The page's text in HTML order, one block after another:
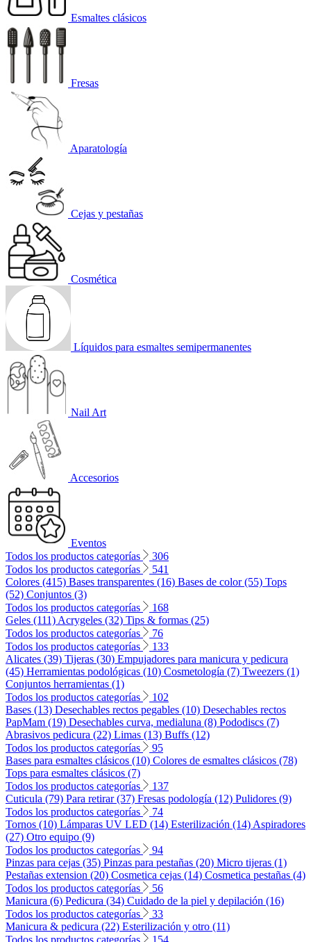
Esmaltes clásicos
Fresas
Aparatología
Cejas y pestañas
Cosmética
Líquidos para esmaltes semipermanentes
Nail Art
Accesorios
Eventos
Todos los productos categorías
306
Todos los productos categorías
541
Colores (415) Bases transparentes (16) Bases de color (55) Tops
(52) Conjuntos (3)
Todos los productos categorías
168
Geles (111) Acrygeles (32) Tips & formas (25)
Todos los productos categorías
76
Todos los productos categorías
133
Alicates (39) Tijeras (30) Empujadores para manicura y pedicura
(45) Herramientas podológicas (10) Cosmetología (7) Tweezers (1)
Conjuntos herramientas (1)
Todos los productos categorías
102
Bases (13) Desechables rectos pegables (10) Desechables rectos
PapMam (19) Desechables curva, medialuna (8) Pododiscs (7)
Abrasivos pedicura (22) Limas (13) Buffs (12)
Todos los productos categorías
95
Bases para esmaltes clásicos (10) Colores de esmaltes clásicos (78)
Tops para esmaltes clásicos (7)
Todos los productos categorías
137
Cuticula (79) Para retirar (37) Fresas podología (12) Pulidores (9)
Todos los productos categorías
74
Tornos (10) Lámparas UV LED (14) Esterilización (14) Aspiradores
(27) Otro equipo (9)
Todos los productos categorías
94
Pinzas para cejas (35) Pinzas para pestañas (20) Micro tijeras (1)
Pestañas extension (20) Cosmetica cejas (14) Cosmetica pestañas (4)
Todos los productos categorías
56
Manicura (6) Pedicura (34) Cuidado de la piel y depilación (16)
Todos los productos categorías
33
Manicura & pedicura (22) Esterilización y otro (11)
Todos los productos categorías
154